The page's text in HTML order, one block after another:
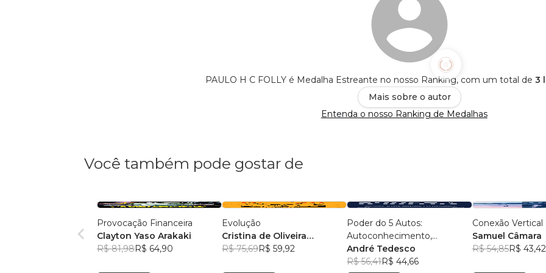
PAULO H C FOLLY é Medalha Estreante no nosso Ranking, com um total de 3
Mais sobre o autor
Entenda o nosso Ranking de Medalhas
Você também pode gostar de
Provocação Financeira
Clayton Yaso Arakaki
R$ 81,98R$ 64,90
Evolução
Cristina de Oliveira
Leopoldino Rodrigues
R$ 75,69R$ 59,92
Poder do 5 Autos:
Autoconhecimento,
Autocontrole, Autoestima,
Autoconfiança e
André Tedesco
R$ 56,41R$ 44,66
Conexão Vertical
Samuel Câmara
R$ 54,85R$ 43,42